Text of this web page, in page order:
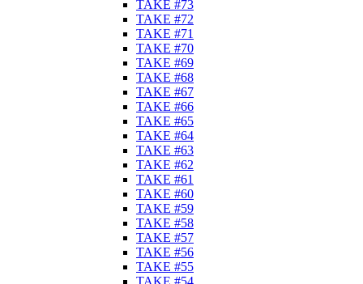
TAKE #73
TAKE #72
TAKE #71
TAKE #70
TAKE #69
TAKE #68
TAKE #67
TAKE #66
TAKE #65
TAKE #64
TAKE #63
TAKE #62
TAKE #61
TAKE #60
TAKE #59
TAKE #58
TAKE #57
TAKE #56
TAKE #55
TAKE #54